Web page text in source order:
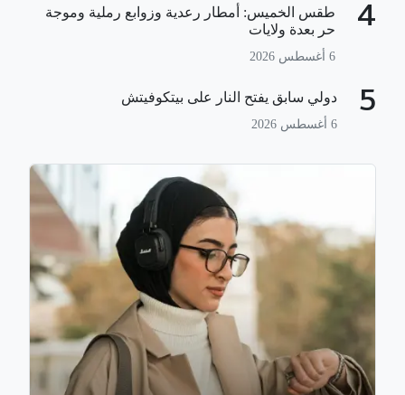
4
طقس الخميس: أمطار رعدية وزوابع رملية وموجة
حر بعدة ولايات
6 أغسطس 2026
5 دولي سابق يفتح النار على بيتكوفيتش
6 أغسطس 2026